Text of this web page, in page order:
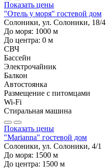
Показать цены
"Отель у моря" гостевой дом
Солоники, ул. Солоники, 18/4
До моря: 1000 м
До центра: 0 м
СВЧ
Бассейн
Электрочайник
Балкон
Автостоянка
Размещение с питомцами
Wi-Fi
Стиральная машина
Показать цены
"Marianna" гостевой дом
Солоники, ул. Солоники, 4/1
До моря: 1500 м
До центра: 1500 м